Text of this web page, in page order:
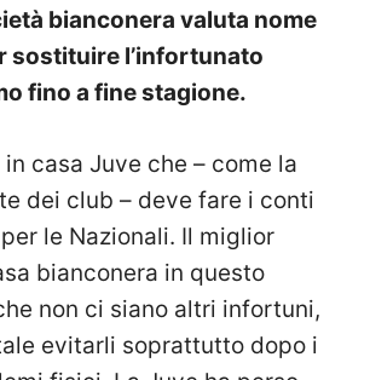
bianconera valuta nome
sostituire l’infortunato
fino a fine stagione.
casa Juve che – come la
dei club – deve fare i conti
le Nazionali. Il miglior
bianconera in questo
non ci siano altri infortuni,
evitarli soprattutto dopo i